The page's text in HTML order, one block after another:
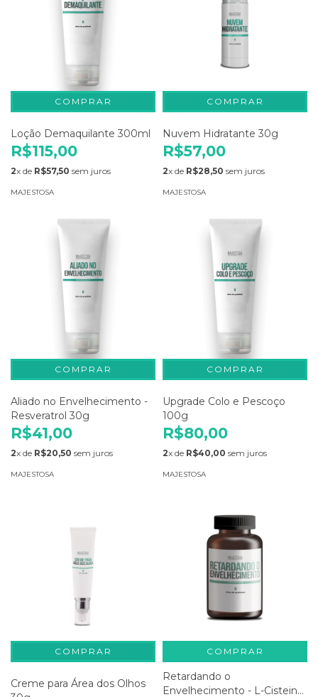
Loção Demaquilante 300ml
R$115,00
2x de R$57,50 sem juros
MAJESTOSA
Nuvem Hidratante 30g
R$57,00
2x de R$28,50 sem juros
MAJESTOSA
Aliado no Envelhecimento -
Resveratrol 30g
R$41,00
2x de R$20,50 sem juros
MAJESTOSA
Upgrade Colo e Pescoço
100g
R$80,00
2x de R$40,00 sem juros
MAJESTOSA
Creme para Área dos Olhos
COMPRAR
Retardando o
Envelhecimento - L-Cisteina